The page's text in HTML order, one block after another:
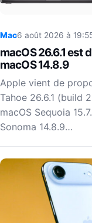
Mac6 août 2026 à
macOS 26.6.1 est
macOS 14.8.9
Apple vient de
Tahoe 26.6.1 (build
macOS Sequoia
Sonoma 14.8.9…